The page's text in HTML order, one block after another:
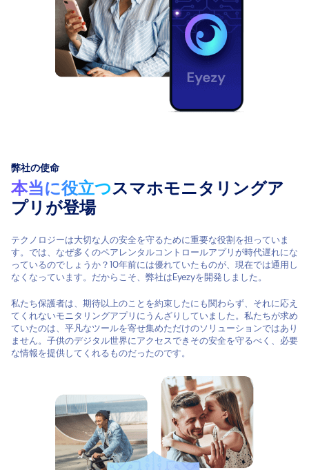
弊社の使命
本当に役立つスマホモニタリングア
プリが登場
テクノロジーは大切な人の安全を守るために重要な役割を担っていま
す。では、なぜ多くのペアレンタルコントロールアプリが時代遅れにな
っているのでしょうか？10年前には優れていたものが、現在では通用し
なくなっています。だからこそ、弊社はEyezyを開発しました。
私たち保護者は、期待以上のことを約束したにも関わらず、それに応え
てくれないモニタリングアプリにうんざりしていました。私たちが求め
ていたのは、平凡なツールを寄せ集めただけのソリューションではあり
ません。子供のデジタル世界にアクセスできその安全を守るべく、必要
な情報を提供してくれるものだったのです。